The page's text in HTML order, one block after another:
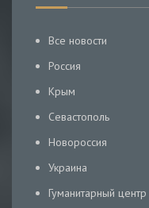
Все новости
Россия
Крым
Севастополь
Новороссия
Украина
Гуманитарный центр